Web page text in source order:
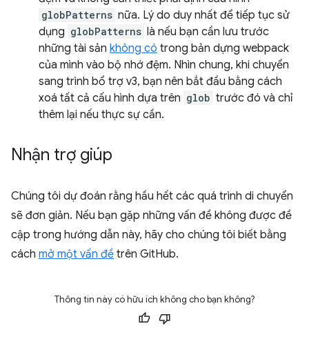
globPatterns nữa. Lý do duy nhất để tiếp tục sử
dụng globPatterns là nếu bạn cần lưu trước
những tài sản không có trong bản dựng webpack
của mình vào bộ nhớ đệm. Nhìn chung, khi chuyển
sang trình bổ trợ v3, bạn nên bắt đầu bằng cách
xoá tất cả cấu hình dựa trên glob trước đó và chỉ
thêm lại nếu thực sự cần.
Nhận trợ giúp
Chúng tôi dự đoán rằng hầu hết các quá trình di chuyển
sẽ đơn giản. Nếu bạn gặp những vấn đề không được đề
cập trong hướng dẫn này, hãy cho chúng tôi biết bằng
cách mở một vấn đề trên GitHub.
Thông tin này có hữu ích không cho bạn không?